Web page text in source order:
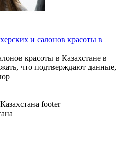
и салонов красоты в
красоты в Казахстане в
что подтверждают данные,